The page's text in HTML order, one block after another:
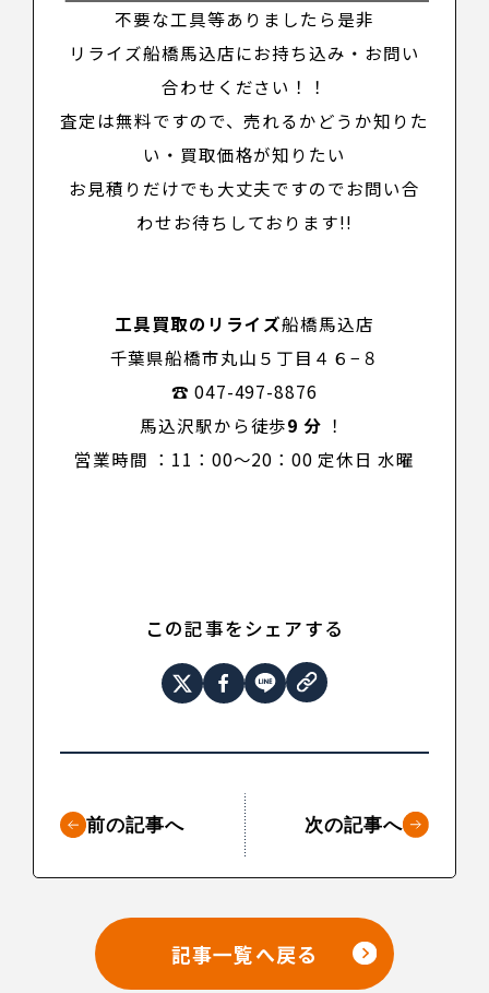
不要な工具等ありましたら是非
リライズ船橋馬込店にお持ち込み・お問い
合わせください！！
査定は無料ですので、売れるかどうか知りた
い・買取価格が知りたい
お見積りだけでも大丈夫ですのでお問い合
わせお待ちしております!!
工具買取のリライズ船橋馬込店
千葉県船橋市丸山５丁目４６−８
☎ 047-497-8876
馬込沢駅から徒歩9 分 ！
営業時間 ：11：00～20：00 定休日 水曜
この記事をシェアする
前の記事へ 次の記事へ
記事一覧へ戻る